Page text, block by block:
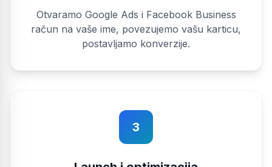
Otvaramo Google Ads i Facebook Business
račun na vaše ime, povezujemo vašu karticu,
postavljamo konverzije.
3